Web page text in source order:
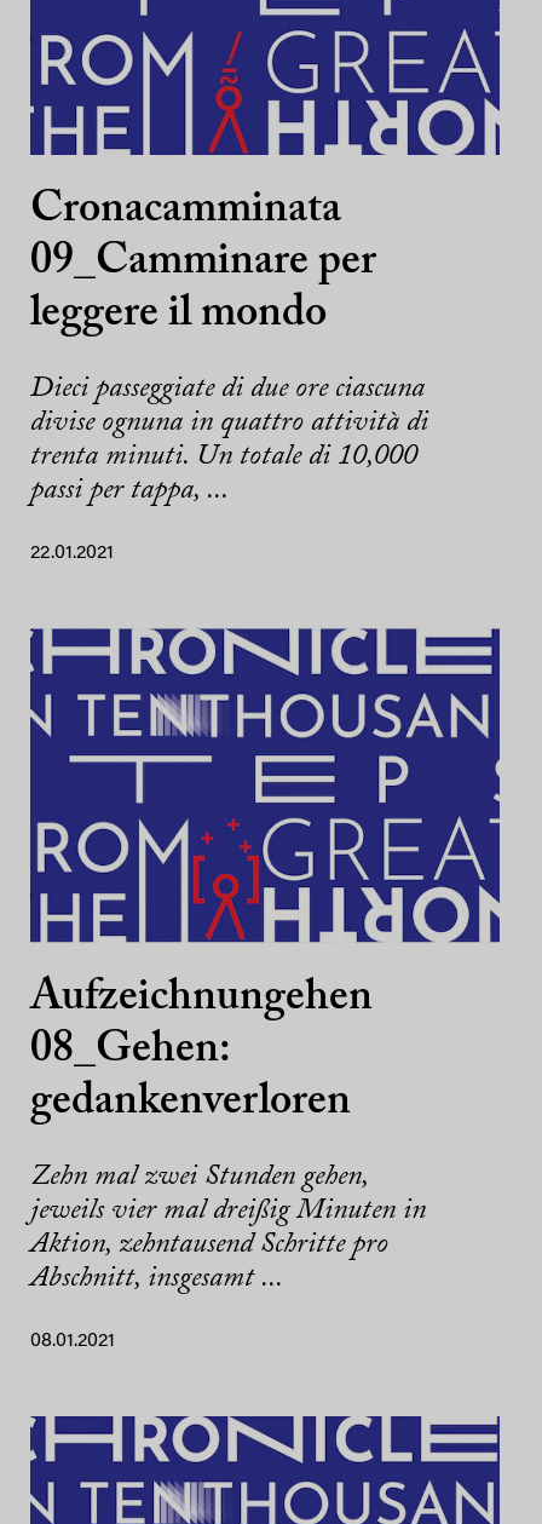
Cronacamminata
09_Camminare per
leggere il mondo
Dieci passeggiate di due ore ciascuna
divise ognuna in quattro attività di
trenta minuti. Un totale di 10,000
passi per tappa, ...
22.01.2021
Aufzeichnungehen
08_Gehen:
gedankenverloren
Zehn mal zwei Stunden gehen,
jeweils vier mal dreißig Minuten in
Aktion, zehntausend Schritte pro
Abschnitt, insgesamt ...
08.01.2021